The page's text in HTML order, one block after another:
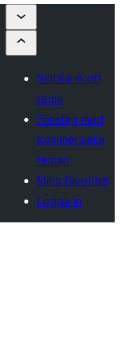
Skicka in ett
tema
Företag med
kommersiella
teman
Mina favoriter
Logga in